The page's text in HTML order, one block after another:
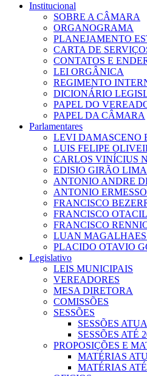
Institucional
SOBRE A CÂMARA
ORGANOGRAMA
PLANEJAMENTO
CARTA DE
CONTATOS E
LEI ORGÂNICA
REGIMENTO
DICIONÁRIO
PAPEL DO
PAPEL DA CÂMARA
Parlamentares
LEVI DAMASCENO
LUIS FELIPE
CARLOS VINÍCIUS
EDISIO GIRÃO LIMA
ANTONIO ANDRE
ANTONIO
FRANCISCO
FRANCISCO
FRANCISCO
LUAN
PLACIDO OTAVIO
Legislativo
LEIS MUNICIPAIS
VEREADORES
MESA DIRETORA
COMISSÕES
SESSÕES
SESSÕES
SESSÕES ATÉ
PROPOSIÇÕES E
MATÉRIAS
MATÉRIAS